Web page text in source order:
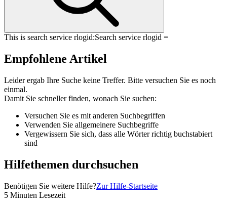
This is search service rlogid:Search service rlogid =
Empfohlene Artikel
Leider ergab Ihre Suche keine Treffer. Bitte versuchen Sie es noch
einmal.
Damit Sie schneller finden, wonach Sie suchen:
Versuchen Sie es mit anderen Suchbegriffen
Verwenden Sie allgemeinere Suchbegriffe
Vergewissern Sie sich, dass alle Wörter richtig buchstabiert
sind
Hilfethemen durchsuchen
Benötigen Sie weitere Hilfe?Zur Hilfe-Startseite
5 Minuten Lesezeit